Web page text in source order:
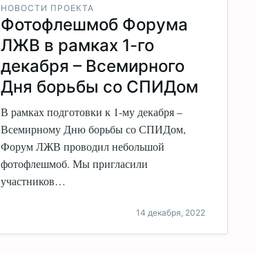
НОВОСТИ ПРОЕКТА
Фотофлешмоб Форума
ЛЖВ в рамках 1-го
декабря – Всемирного
Дня борьбы со СПИДом
В рамках подготовки к 1-му декабря –
Всемирному Дню борьбы со СПИДом,
Форум ЛЖВ проводил небольшой
фотофлешмоб. Мы пригласили
участников…
14 декабря, 2022